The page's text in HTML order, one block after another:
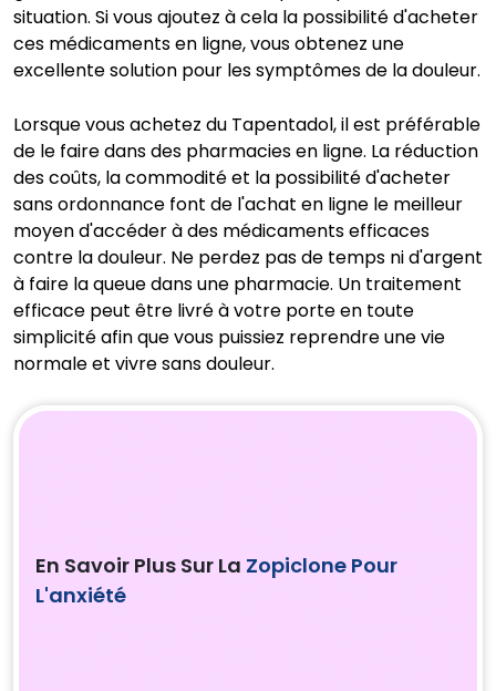
situation. Si vous ajoutez à cela la possibilité d'acheter
ces médicaments en ligne, vous obtenez une
excellente solution pour les symptômes de la douleur.
Lorsque vous achetez du Tapentadol, il est préférable
de le faire dans des pharmacies en ligne. La réduction
des coûts, la commodité et la possibilité d'acheter
sans ordonnance font de l'achat en ligne le meilleur
moyen d'accéder à des médicaments efficaces
contre la douleur. Ne perdez pas de temps ni d'argent
à faire la queue dans une pharmacie. Un traitement
efficace peut être livré à votre porte en toute
simplicité afin que vous puissiez reprendre une vie
normale et vivre sans douleur.
En Savoir Plus Sur La Zopiclone Pour
L'anxiété